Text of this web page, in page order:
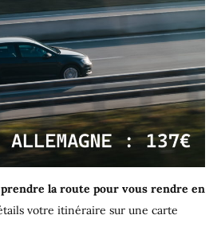
la route pour vous rendre en
votre itinéraire sur une carte